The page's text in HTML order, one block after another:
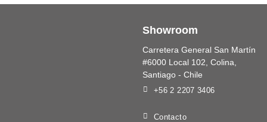
Showroom
Carretera General San Martín
#6000 Local 102, Colina,
Santiago - Chile
+56 2 2207 3406
Contacto